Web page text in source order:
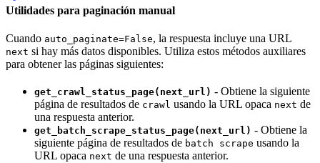
Utilidades para paginación manual
Cuando auto_paginate=False, la respuesta incluye una URL
next si hay más datos disponibles. Utiliza estos métodos auxiliares
para obtener las páginas siguientes:
get_crawl_status_page(next_url) - Obtiene la siguiente
página de resultados de crawl usando la URL opaca next de
una respuesta anterior.
get_batch_scrape_status_page(next_url) - Obtiene la
siguiente página de resultados de batch scrape usando la
URL opaca next de una respuesta anterior.